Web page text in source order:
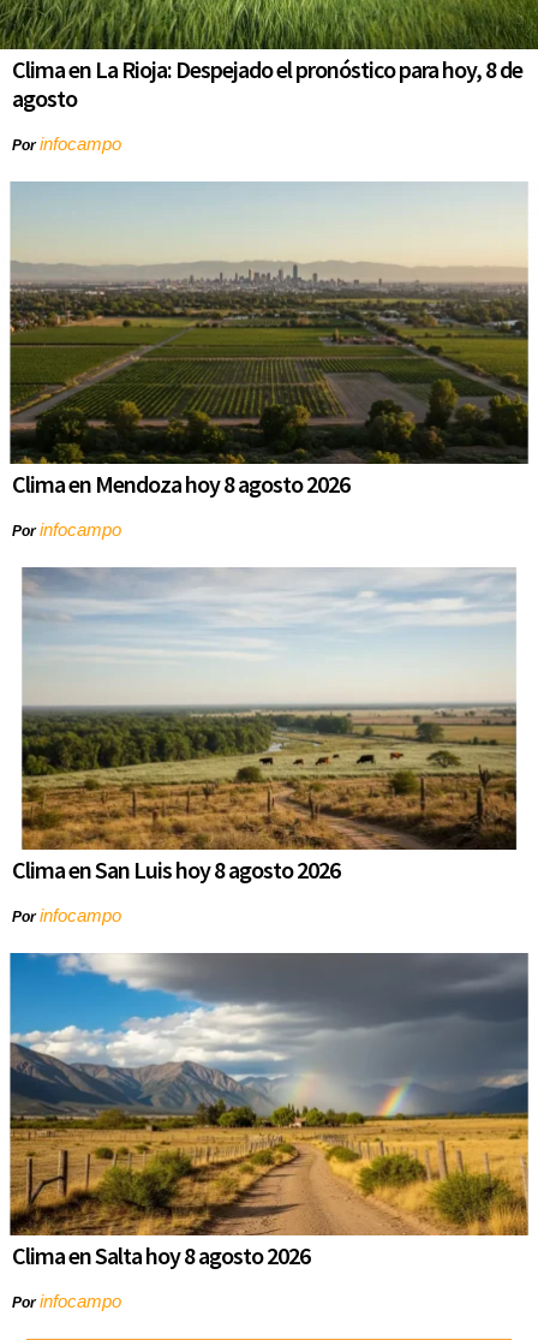
Clima en La Rioja: Despejado el pronóstico para hoy, 8 de
agosto
Porinfocampo
Clima en Mendoza hoy 8 agosto 2026
Porinfocampo
Clima en San Luis hoy 8 agosto 2026
Porinfocampo
Clima en Salta hoy 8 agosto 2026
Porinfocampo